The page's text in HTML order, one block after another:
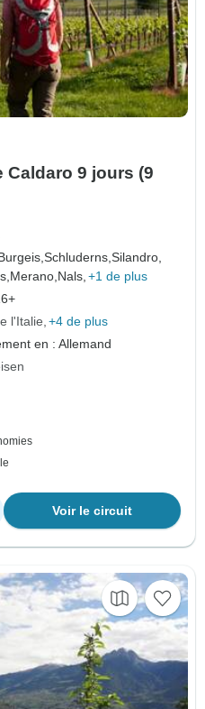
Caldaro 9 jours (9
Schluderns,Silandro,
Merano,Nals, +1 de plus
l'Italie +4 de plus
en : Allemand
Voir le circuit